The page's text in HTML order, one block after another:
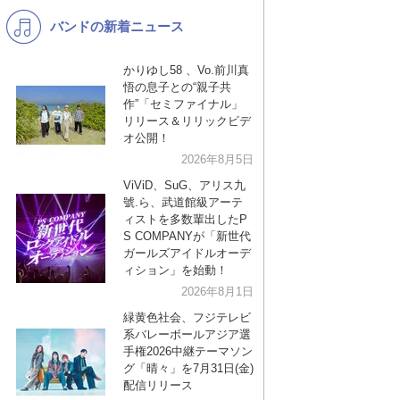
K-POP バンド
洋楽
VTuber ディズニー
バンドの新着ニュース
かりゆし58 、Vo.前川真
悟の息子との“親子共
作”「セミファイナル」
リリース＆リリックビデ
オ公開！
2026年8月5日
ViViD、SuG、アリス九
號.ら、武道館級アーテ
ィストを多数輩出したP
S COMPANYが「新世代
ガールズアイドルオーデ
ィション」を始動！
2026年8月1日
緑黄色社会、フジテレビ
系バレーボールアジア選
手権2026中継テーマソン
グ「晴々」を7月31日(金)
配信リリース